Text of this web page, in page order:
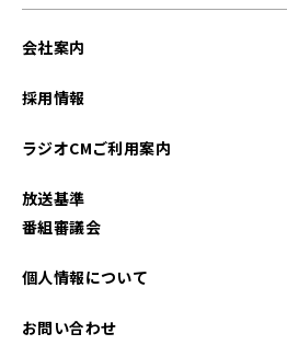
会社案内
採用情報
ラジオCMご利用案内
放送基準
番組審議会
個人情報について
お問い合わせ